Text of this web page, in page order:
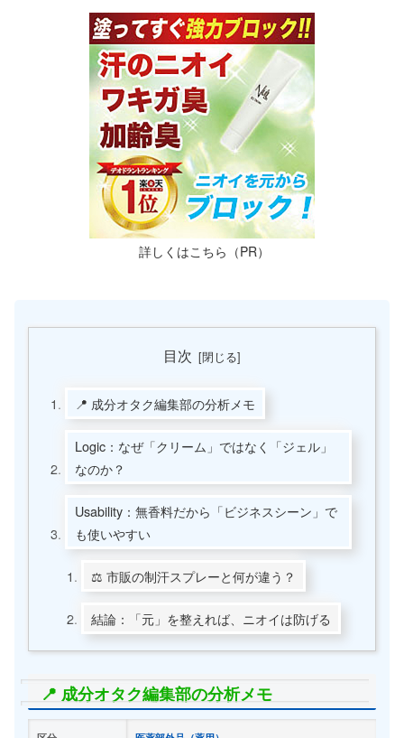
詳しくはこちら（PR）
目次
📍 成分オタク編集部の分析メモ
Logic：なぜ「クリーム」ではなく「ジェル」
なのか？
Usability：無香料だから「ビジネスシーン」で
も使いやすい
⚖️ 市販の制汗スプレーと何が違う？
結論：「元」を整えれば、ニオイは防げる
📍 成分オタク編集部の分析メモ